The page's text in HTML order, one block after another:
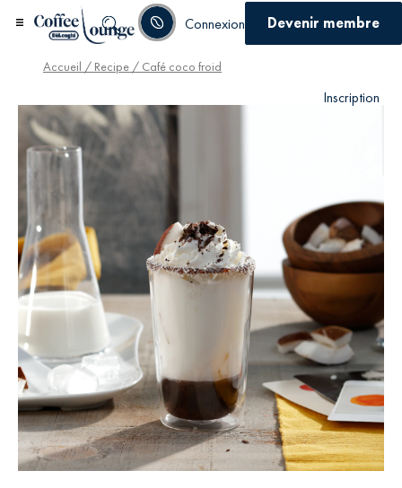
Connexion Devenir membre
Inscription
Accueil / Recipe / Café coco froid